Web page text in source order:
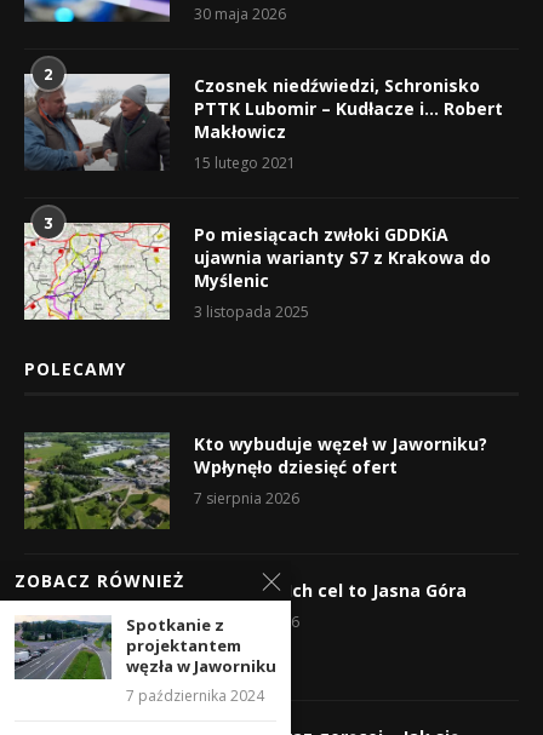
30 maja 2026
2
Czosnek niedźwiedzi, Schronisko
PTTK Lubomir – Kudłacze i… Robert
Makłowicz
15 lutego 2021
3
Po miesiącach zwłoki GDDKiA
ujawnia warianty S7 z Krakowa do
Myślenic
3 listopada 2025
POLECAMY
Kto wybuduje węzeł w Jaworniku?
Wpłynęło dziesięć ofert
7 sierpnia 2026
Wyruszyli! Ich cel to Jasna Góra
5 sierpnia 2026
ZOBACZ RÓWNIEŻ
Spotkanie z
projektantem
węzła w Jaworniku
7 października 2024